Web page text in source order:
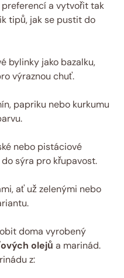
a vytvořit tak
tipů, jak se pustit do
bylinky jako bazalku,
výraznou chuť.
papriku nebo kurkumu
nebo pistáciové
sýra pro křupavost.
ať už zelenými nebo
doma vyrobený
olejů a marinád.
z: